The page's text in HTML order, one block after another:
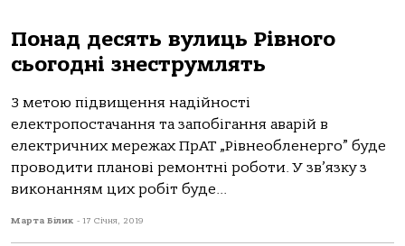
Понад десять вулиць Рівного
сьогодні знеструмлять
З метою підвищення надійності
електропостачання та запобігання аварій в
електричних мережах ПрАТ „Рівнеобленерго” буде
проводити планові ремонтні роботи. У зв’язку з
виконанням цих робіт буде...
Марта Білик - 17 Січня, 2019